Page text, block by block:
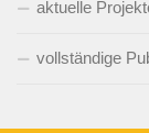
aktuelle
vollständige